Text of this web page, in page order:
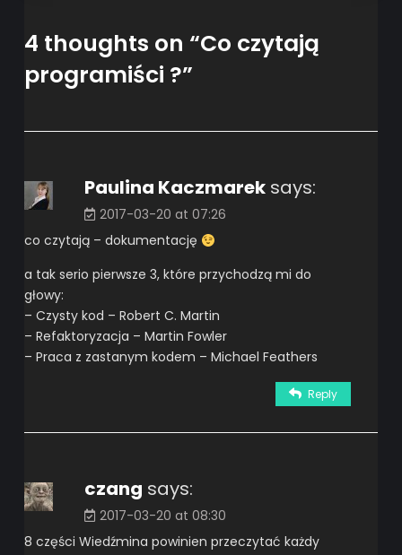
4 thoughts on “Co czytają
programiści ?”
Paulina Kaczmarek says:
2017-03-20 at 07:26
co czytają – dokumentację
a tak serio pierwsze 3, które przychodzą mi do
głowy:
– Czysty kod – Robert C. Martin
– Refaktoryzacja – Martin Fowler
– Praca z zastanym kodem – Michael Feathers
Reply
czang says:
2017-03-20 at 08:30
8 części Wiedźmina powinien przeczytać każdy